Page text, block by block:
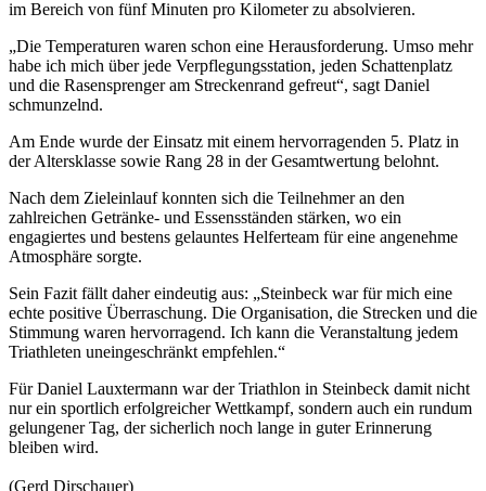
im Bereich von fünf Minuten pro Kilometer zu absolvieren.
„Die Temperaturen waren schon eine Herausforderung. Umso mehr
habe ich mich über jede Verpflegungsstation, jeden Schattenplatz
und die Rasensprenger am Streckenrand gefreut“, sagt Daniel
schmunzelnd.
Am Ende wurde der Einsatz mit einem hervorragenden 5. Platz in
der Altersklasse sowie Rang 28 in der Gesamtwertung belohnt.
Nach dem Zieleinlauf konnten sich die Teilnehmer an den
zahlreichen Getränke- und Essensständen stärken, wo ein
engagiertes und bestens gelauntes Helferteam für eine angenehme
Atmosphäre sorgte.
Sein Fazit fällt daher eindeutig aus: „Steinbeck war für mich eine
echte positive Überraschung. Die Organisation, die Strecken und die
Stimmung waren hervorragend. Ich kann die Veranstaltung jedem
Triathleten uneingeschränkt empfehlen.“
Für Daniel Lauxtermann war der Triathlon in Steinbeck damit nicht
nur ein sportlich erfolgreicher Wettkampf, sondern auch ein rundum
gelungener Tag, der sicherlich noch lange in guter Erinnerung
bleiben wird.
(Gerd Dirschauer)